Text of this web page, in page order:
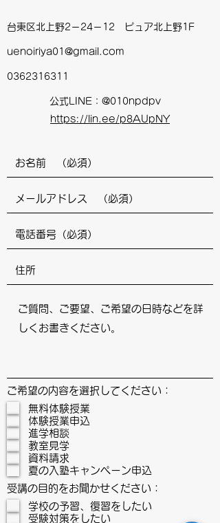
台東区北上野2－24－12 ピュア北上野1F
uenoiriya01@gmail.com
0362316311
公式LINE：@010npdpv
https://lin.ee/p8AUpNY
ご希望の内容を選択してください：
無料体験授業
体験授業申込
進学相談
教室見学
資料請求
夏の入塾キャンペーン申込
受講の目的をお聞かせください：
学校の予習、復習をしたい
受験対策をしたい